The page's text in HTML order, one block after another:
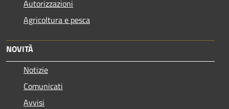
Autorizzazioni
Agricoltura e pesca
NOVITÀ
Notizie
Comunicati
Avvisi